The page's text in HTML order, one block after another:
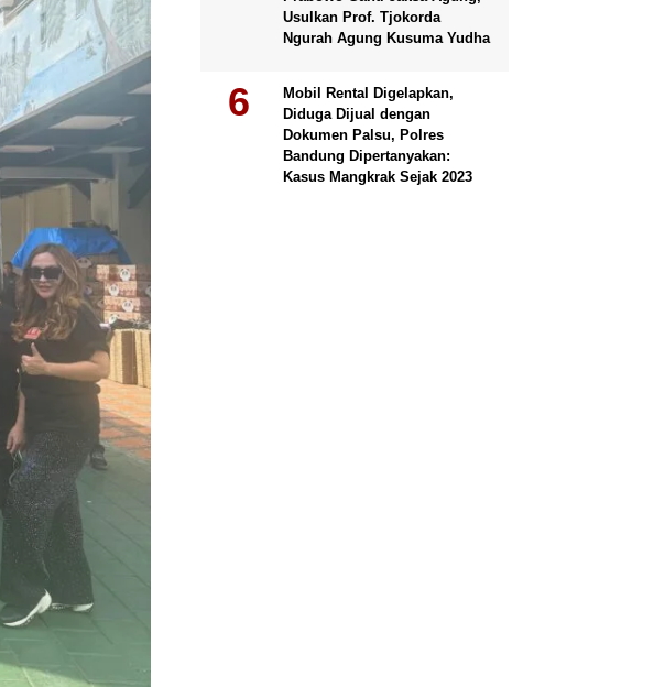
Usulkan Prof. Tjokorda
Ngurah Agung Kusuma Yudha
Mobil Rental Digelapkan,
Diduga Dijual dengan
Dokumen Palsu, Polres
Bandung Dipertanyakan:
Kasus Mangkrak Sejak 2023